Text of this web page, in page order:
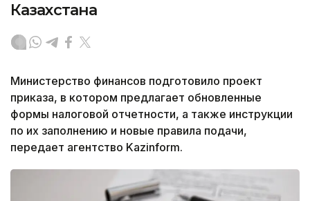
Казахстана
Министерство финансов подготовило проект
приказа, в котором предлагает обновленные
формы налоговой отчетности, а также инструкции
по их заполнению и новые правила подачи,
передает агентство Kazinform.